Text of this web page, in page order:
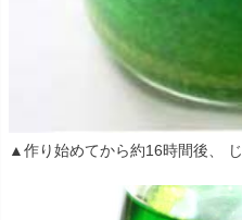
▲作り始めてから約16時間後、